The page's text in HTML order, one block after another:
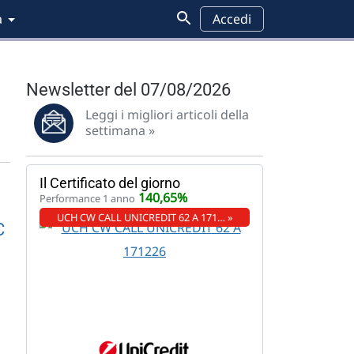
Accedi
Newsletter del 07/08/2026
Leggi i migliori articoli della
settimana »
Il Certificato del giorno
Performance 1 anno 140,65%
UCH CW CALL UNICREDIT 62 A 171… »